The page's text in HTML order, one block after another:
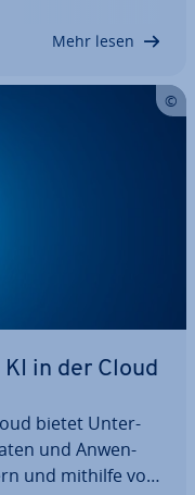
Mehr lesen
in der Cloud
bietet Un­ter­
und An­wen­
und mithilfe von